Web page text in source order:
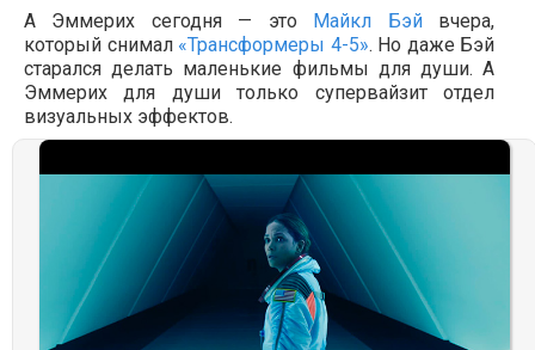
А Эммерих сегодня — это Майкл Бэйвчера,
который снимал «Трансформеры 4-5». Но даже Бэй
старался делать маленькие фильмы для души. А
Эммерих для души только супервайзит отдел
визуальных эффектов.